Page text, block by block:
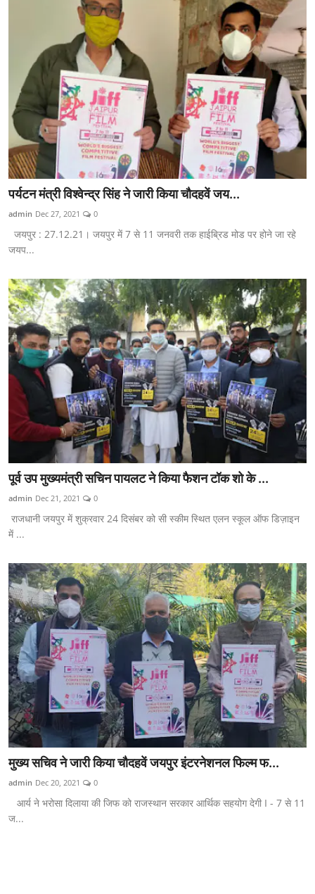
पर्यटन मंत्री विश्वेन्द्र सिंह ने जारी किया चौदहवें जय...
admin Dec 27, 2021 0
जयपुर : 27.12.21। जयपुर में 7 से 11 जनवरी तक हाईब्रिड मोड पर होने जा रहे
जयप...
पूर्व उप मुख्यमंत्री सचिन पायलट ने किया फैशन टॉक शो के ...
admin Dec 21, 2021 0
राजधानी जयपुर में शुक्रवार 24 दिसंबर को सी स्कीम स्थित एलन स्कूल ऑफ डिज़ाइन
में ...
मुख्य सचिव ने जारी किया चौदहवें जयपुर इंटरनेशनल फिल्म फ...
admin Dec 20, 2021 0
आर्य ने भरोसा दिलाया की जिफ को राजस्थान सरकार आर्थिक सहयोग देगी I - 7 से 11
ज...